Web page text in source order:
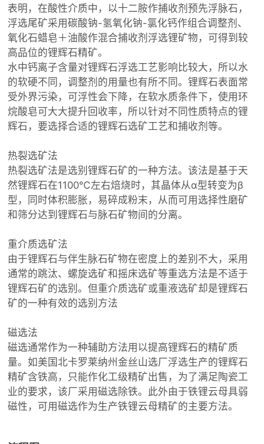
表明，在酸性介质中，以十二胺作捕收剂预先浮脉石，
浮选尾矿采用碳酸钠-氢氧化钠-氯化钙作组合调整剂、
氧化石蜡皂＋油酸作混合捕收剂浮选锂矿物，可得到较
高品位的锂辉石精矿。
水中钙离子含量对锂辉石浮选工艺影响比较大，所以水
的软硬不同，调整剂的用量也有所不同。锂辉石表面常
受外界污染，可浮性会下降，在软水质条件下，使用环
烷酸皂可大大提升回收率，所以针对不同性质特点的锂
辉石，要选择合适的锂辉石选矿工艺和捕收剂等。
热裂选矿法
热裂选矿法是选别锂辉石矿的一种方法。该法是基于天
然锂辉石在1100℃左右焙烧时，其晶体从α型转变为β
型，同时体积膨胀，易碎成粉末，从而可用选择性磨矿
和筛分达到锂辉石与脉石矿物间的分离。
重介质选矿法
由于锂辉石与伴生脉石矿物在密度上的差别不大，采用
通常的跳汰、螺旋选矿和摇床选矿等重选方法是不适于
锂辉石矿的选别。但重介质选矿或重液选矿却是锂辉石
矿的一种有效的选别方法
磁选法
磁选通常作为一种辅助方法用以提高锂辉石的精矿质
量。如美国北卡罗莱纳州金丝山选厂浮选生产的锂辉石
精矿含铁高，只能作化工级精矿出售，为了满足陶瓷工
业的要求，该厂采用磁选除铁。此外由于铁锂云母具弱
磁性，可用磁选作为生产铁锂云母精矿的主要方法。